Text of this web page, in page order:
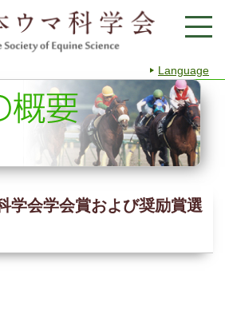
Language
学会学会賞および奨励賞選